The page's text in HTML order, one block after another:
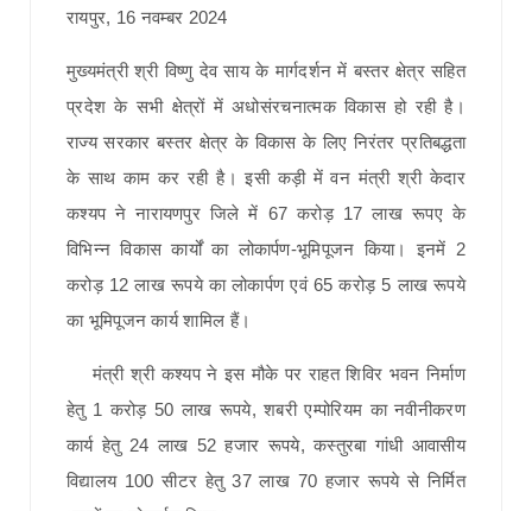
रायपुर, 16 नवम्बर 2024
मुख्यमंत्री श्री विष्णु देव साय के मार्गदर्शन में बस्तर क्षेत्र सहित
प्रदेश के सभी क्षेत्रों में अधोसंरचनात्मक विकास हो रही है।
राज्य सरकार बस्तर क्षेत्र के विकास के लिए निरंतर प्रतिबद्धता
के साथ काम कर रही है। इसी कड़ी में वन मंत्री श्री केदार
कश्यप ने नारायणपुर जिले में 67 करोड़ 17 लाख रूपए के
विभिन्न विकास कार्यों का लोकार्पण-भूमिपूजन किया। इनमें 2
करोड़ 12 लाख रूपये का लोकार्पण एवं 65 करोड़ 5 लाख रूपये
का भूमिपूजन कार्य शामिल हैं।
मंत्री श्री कश्यप ने इस मौके पर राहत शिविर भवन निर्माण
हेतु 1 करोड़ 50 लाख रूपये, शबरी एम्पोरियम का नवीनीकरण
कार्य हेतु 24 लाख 52 हजार रूपये, कस्तुरबा गांधी आवासीय
विद्यालय 100 सीटर हेतु 37 लाख 70 हजार रूपये से निर्मित